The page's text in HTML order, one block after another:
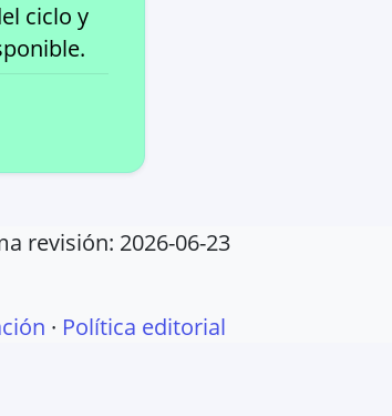
ciclo y
revisión: 2026-06-23
· Política editorial